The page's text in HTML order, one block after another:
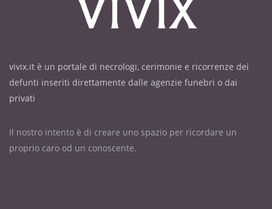
vivix.it è un portale di necrologi, cerimonie e ricorrenze dei
defunti inseriti direttamente dalle agenzie funebri o dai
privati
Il nostro intento è di creare uno spazio per ricordare un
proprio caro od un conoscente.